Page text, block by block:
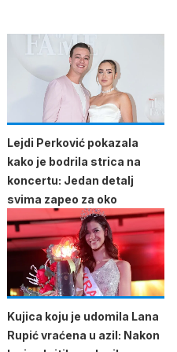
Lejdi Perković pokazala
kako je bodrila strica na
koncertu: Jedan detalj
svima zapeo za oko
Kujica koju je udomila Lana
Rupić vraćena u azil: Nakon